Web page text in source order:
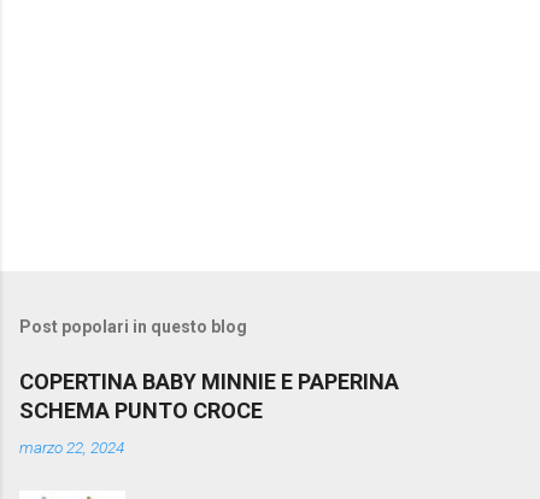
Post popolari in questo blog
COPERTINA BABY MINNIE E PAPERINA
SCHEMA PUNTO CROCE
marzo 22, 2024